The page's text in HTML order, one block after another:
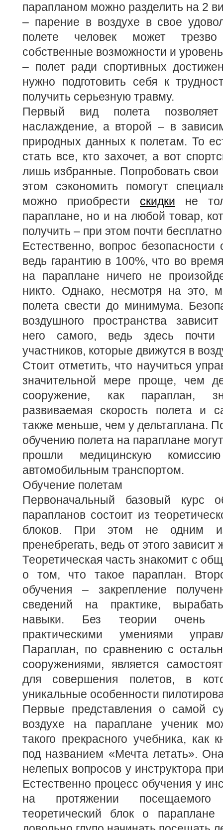
парапланом можно разделить на 2
– парение в воздухе в свое
полете человек может
собственные возможности и
– полет ради спортивных
нужно подготовить себя к
получить серьезную травму.
Первый вид полета
наслаждение, а второй – в
природных данных к полетам. То
стать все, кто захочет, а вот
лишь избранные. Попробовать свои
этом сэкономить помогут
можно приобрести скидки не
параплане, но и на любой товар,
получить – при этом почти
Естественно, вопрос безопасности
ведь гарантию в 100%, что во
на параплане ничего не
никто. Однако, несмотря на это,
полета свести до минимума.
воздушного пространства
него самого, ведь здесь
участников, которые движутся в
Стоит отметить, что научиться
значительной мере проще, чем
сооружение, как параплан,
развиваемая скорость полета и
также меньше, чем у дельтаплана.
обучению полета на параплане
прошли медицинскую
автомобильным транспортом.
Обучение полетам
Первоначальный базовый курс
парапланов состоит из
блоков. При этом не одним
пренебрегать, ведь от этого зависит
Теоретическая часть знакомит с
о том, что такое параплан.
обучения – закрепление
сведений на практике,
навыки. Без теории очень
практическими умениями
Параплан, по сравнению с
сооружениями, является
для совершения полетов, в
уникальные особенности
Первые представления о самой
воздухе на параплане ученик
такого прекрасного учебника, как
под названием «Мечта летать».
нелепых вопросов у инструктора
Естественно процесс обучения у
на протяжении посещаемого
теоретический блок о